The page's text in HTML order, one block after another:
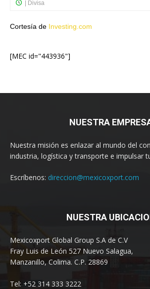
Cortesía de Investing.com
[MEC id="443936"]
NUESTRA
Nuestra misión es enlazar al mundo del
industria, logística y transporte e impulsar
Escríbenos: direccion@mexicoxport.com
NUESTRA
Mexicoxport Global Group S.A de C.V
Fray Luis de León 527 Nuevo Salagua,
Manzanillo, Colima. C.P. 28869
Tel: +52 314 333 3222